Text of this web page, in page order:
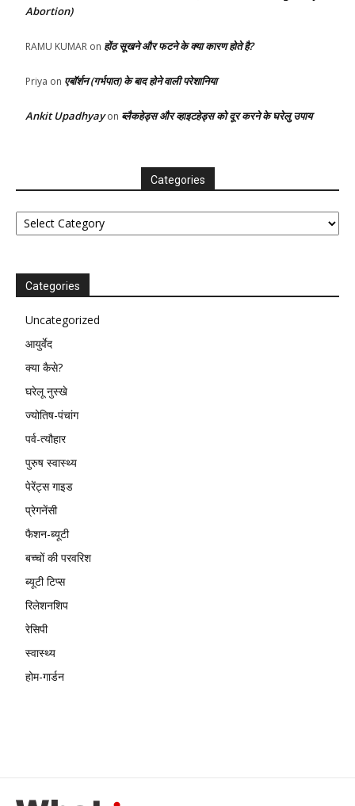
Abortion)
RAMU KUMAR on होंठ सूखने और फटने के क्या कारण होते है?
Priya on एबॉर्शन (गर्भपात) के बाद होने वाली परेशानिया
Ankit Upadhyayon ब्लैकहेड्स और व्हाइटहेड्स को दूर करने के घरेलु उपाय
Categories
Categories
Categories
Uncategorized
आयुर्वेद
क्या कैसे?
घरेलू नुस्खे
ज्योतिष-पंचांग
पर्व-त्यौहार
पुरुष स्वास्थ्य
पेरेंट्स गाइड
प्रेगनेंसी
फैशन-ब्यूटी
बच्चों की परवरिश
ब्यूटी टिप्स
रिलेशनशिप
रेसिपी
स्वास्थ्य
होम-गार्डन